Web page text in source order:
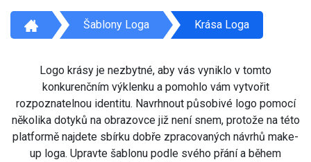
Šablony Loga Krása Loga
Logo krásy je nezbytné, aby vás vyniklo v tomto
konkurenčním výklenku a pomohlo vám vytvořit
rozpoznatelnou identitu. Navrhnout působivé logo pomocí
několika dotyků na obrazovce již není snem, protože na této
platformě najdete sbírku dobře zpracovaných návrhů make-
up loga. Upravte šablonu podle svého přání a během